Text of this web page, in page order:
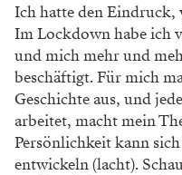
Ich hatte den Eindruck,
Im Lockdown habe ich
und mich mehr und
beschäftigt. Für mich
Geschichte aus, und
arbeitet, macht mein
Persönlichkeit kann
entwickeln (lacht).